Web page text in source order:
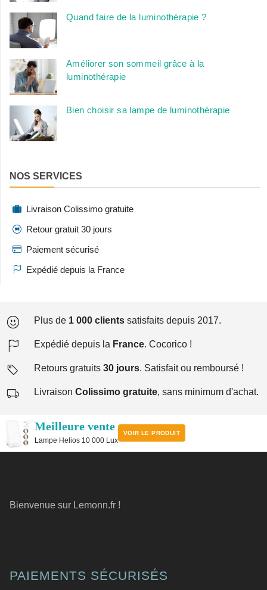
Quand faire de la luminothérapie ?
Améliorer son sommeil grâce à la
luminothérapie
Bien choisir sa lampe de luminothérapie
NOS SERVICES
Livraison Colissimo gratuite
Retour gratuit 30 jours
Paiement sécurisé
Expédié depuis la France
Plus de 1 000 clients satisfaits depuis 2017.
Expédié depuis la France. Cocorico !
Retours gratuits 30 jours. Satisfait ou remboursé !
Livraison Colissimo gratuite, sans minimum d'achat.
Meilleure vente
Lampe Helios 10 000 Lux
VOIR LE PRODUIT
Bienvenue sur Lemonn.fr !
PAIEMENTS SÉCURISÉS